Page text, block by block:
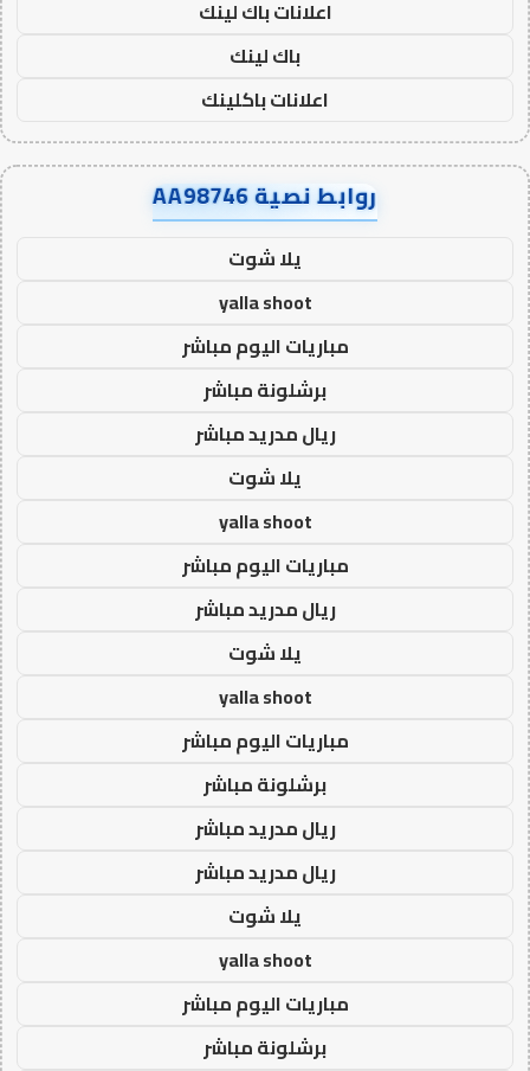
اعلانات باك لينك
باك لينك
اعلانات باكلينك
روابط نصية AA98746
يلا شوت
yalla shoot
مباريات اليوم مباشر
برشلونة مباشر
ريال مدريد مباشر
يلا شوت
yalla shoot
مباريات اليوم مباشر
ريال مدريد مباشر
يلا شوت
yalla shoot
مباريات اليوم مباشر
برشلونة مباشر
ريال مدريد مباشر
ريال مدريد مباشر
يلا شوت
yalla shoot
مباريات اليوم مباشر
برشلونة مباشر